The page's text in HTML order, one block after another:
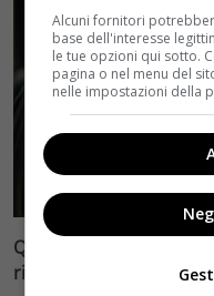
Quentin Tarantino e il
rivela riprese forse nel
Alcuni fornitori
base dell'interesse
le tue opzioni qui sotto.
pagina o nel menu del
nelle impostazioni della